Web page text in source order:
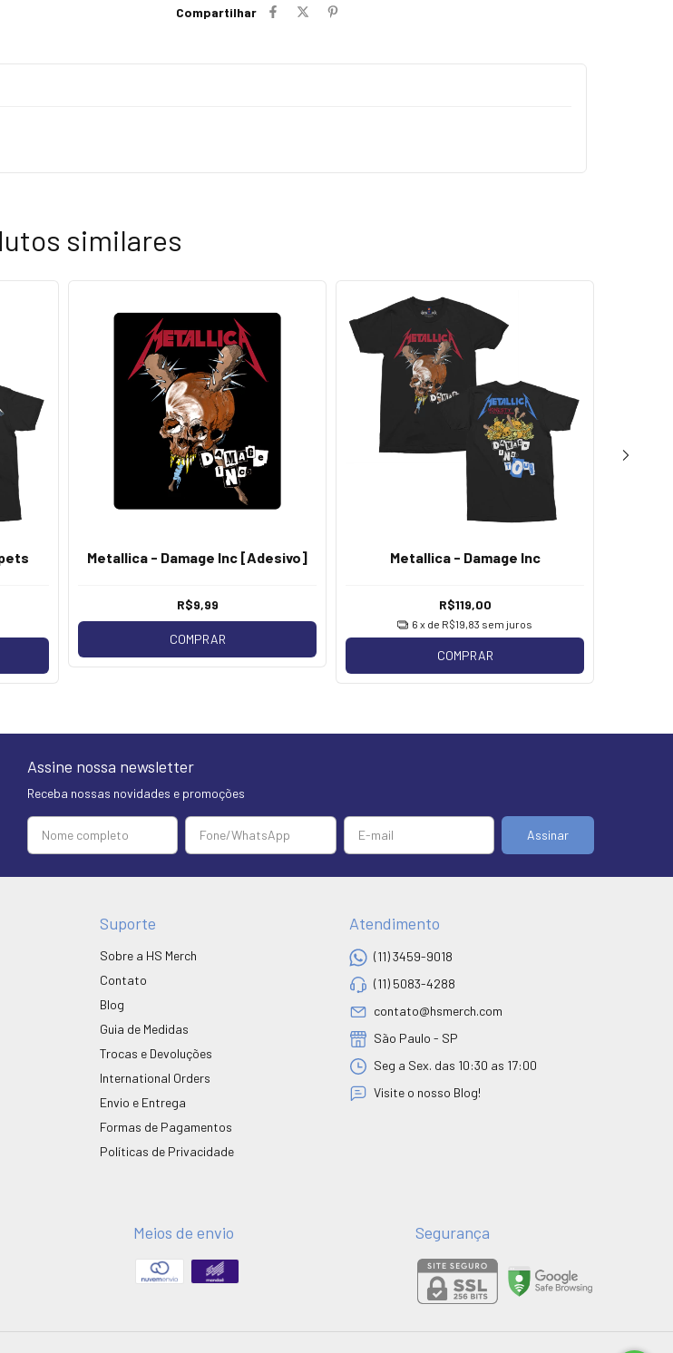
Compartilhar
similares
Metallica - Damage Inc [Adesivo]
R$9,99
COMPRAR
Metallica - Damage Inc
R$119,00
6 x de R$19,83 sem juros
COMPRAR
Assine nossa newsletter
Receba nossas novidades e promoções
Suporte
Sobre a HS Merch
Contato
Blog
Guia de Medidas
Trocas e Devoluções
International Orders
Envio e Entrega
Formas de Pagamentos
Políticas de Privacidade
Atendimento
(11) 3459-9018
(11) 5083-4288
contato@hsmerch.com
São Paulo - SP
Seg a Sex. das 10:30 as 17:00
Visite o nosso Blog!
Meios de envio Segurança